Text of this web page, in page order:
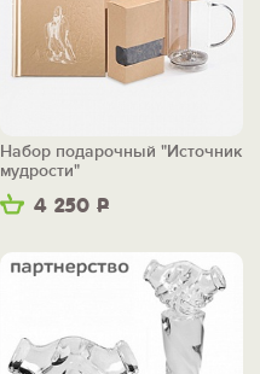
4 250 Р
Набор подарочный "Источник
мудрости"